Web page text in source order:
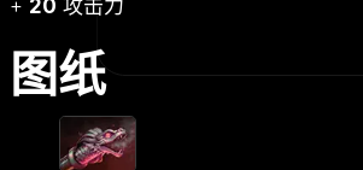
+ 20 攻击力
图纸